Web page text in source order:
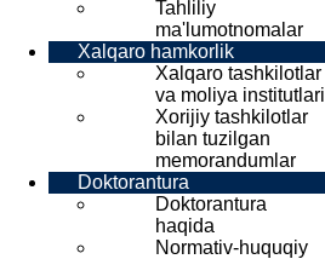
Tahliliy
ma'lumotnomalar
Xalqaro hamkorlik
Xalqaro tashkilotlar
va moliya institutlari
Xorijiy tashkilotlar
bilan tuzilgan
memorandumlar
Doktorantura
Doktorantura
haqida
Normativ-huquqiy